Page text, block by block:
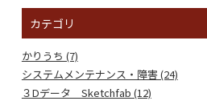
カテゴリ
かりうち (7)
システムメンテナンス・障害 (24)
３Dデータ Sketchfab (12)